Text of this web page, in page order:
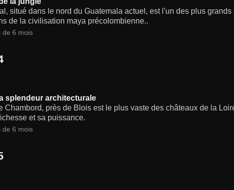
situé dans le nord du Guatemala actuel, est l'un des plus
de la civilisation maya précolombienne..
de 6 mois
splendeur architecturale
Chambord, près de Blois est le plus vaste des châteaux de la
et sa puissance.
de 6 mois